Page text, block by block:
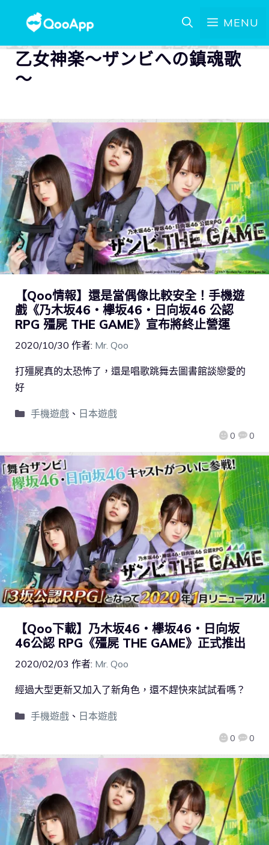
MENU
乙女神楽～ザンビへの鎮魂歌
～
【Qoo情報】還是當偶像比較安全！手機遊
戲《乃木坂46・欅坂46・日向坂46 公認
RPG 殭屍 THE GAME》宣布將終止營運
2020/10/30 作者: Mr. Qoo
0 0
打殭屍真的太恐怖了，還是唱歌跳舞去圖書館談戀愛的
好
手機遊戲、 日本遊戲
【Qoo下載】乃木坂46・欅坂46・日向坂
46公認 RPG《殭屍 THE GAME》正式推出
2020/02/03 作者: Mr. Qoo
0 0
經過大型更新又加入了新角色，還不趕快來試試看嗎？
手機遊戲、 日本遊戲